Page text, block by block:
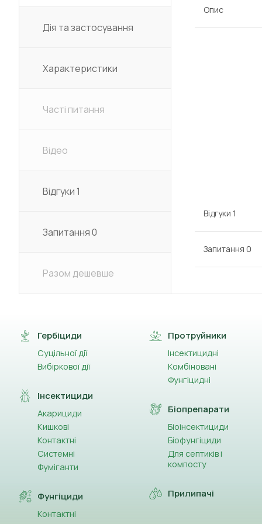
Дія та застосування
Характеристики
Часті питання
Відео
Відгуки 1
Запитання0
Разом дешевше
Опис
Відгуки 1
Запитання 0
Гербіциди
Суцільної дії
Вибіркової дії
Інсектициди
Акарициди
Кишкові
Контактні
Системні
Фуміганти
Фунгіциди
Контактні
Протруйники
Інсектицидні
Комбіновані
Фунгіцидні
Біопрепарати
Біоінсектициди
Біофунгіциди
Для септиків і
компосту
Прилипачі